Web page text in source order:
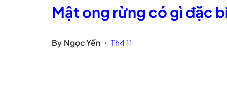
Mật ong rừng có gì đặc
By Ngọc Yến • Th4 11